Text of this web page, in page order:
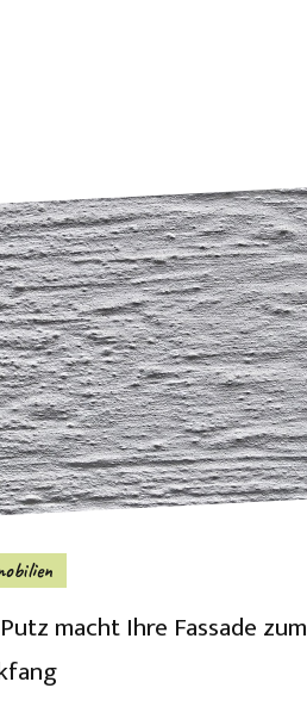
macht Ihre Fassade zum